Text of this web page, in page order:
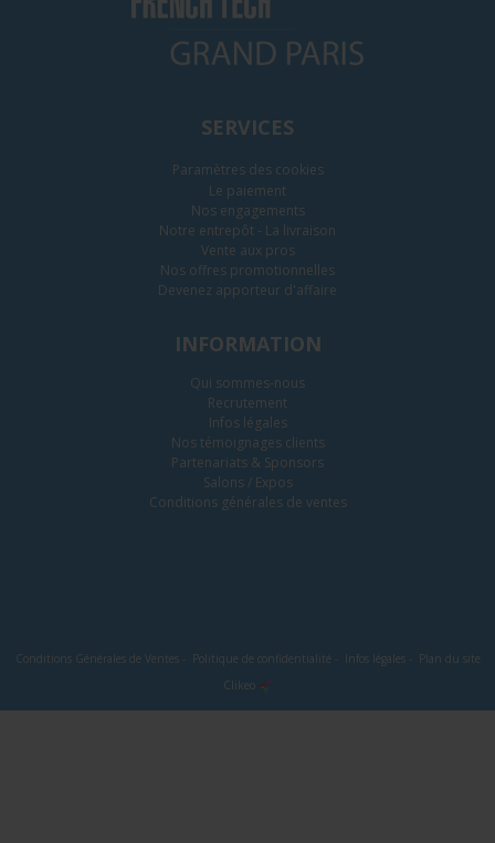
SERVICES
Paramètres des cookies
Le paiement
Nos engagements
Notre entrepôt - La livraison
Vente aux pros
Nos offres promotionnelles
Devenez apporteur d'affaire
INFORMATION
Qui sommes-nous
Recrutement
Infos légales
Nos témoignages clients
Partenariats & Sponsors
Salons / Expos
Conditions générales de ventes
Conditions Générales de Ventes- Politique de confidentialité - Infos légales- Plan du site
Clikeo